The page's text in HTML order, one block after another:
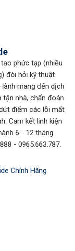
phức tạp (nhiều
đòi hỏi kỹ thuật
mang đến dịch
tận nhà, chẩn đoán
điểm các lỗi mất
Cam kết linh kiện
6 - 12 tháng.
- 0965.663.787.